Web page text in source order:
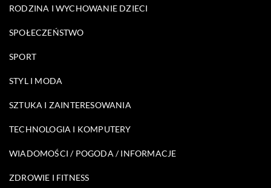
RODZINA I WYCHOWANIE DZIECI
SPOŁECZEŃSTWO
SPORT
STYL I MODA
SZTUKA I ZAINTERESOWANIA
TECHNOLOGIA I KOMPUTERY
WIADOMOŚCI / POGODA / INFORMACJE
ZDROWIE I FITNESS